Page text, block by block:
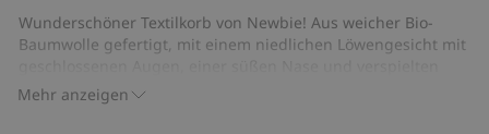
18
Bewertungen
Mehr anzeigen
Wunderschöner Textilkorb von Newbie! Aus weicher Bio-
Baumwolle gefertigt, mit einem niedlichen Löwengesicht mit
Schnurrhaaren dekoriert. Der schöne Korb bringt eine extra
Portion Persönlichkeit und Wärme ins Kinderzimmer. Dank